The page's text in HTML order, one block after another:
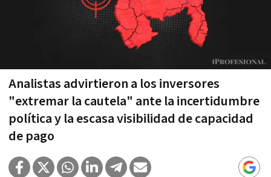
Analistas advirtieron a los inversores
"extremar la cautela" ante la incertidumbre
política y la escasa visibilidad de capacidad
de pago